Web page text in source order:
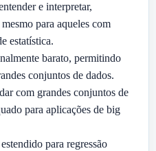
e interpretar,
para aqueles com
estatística.
barato, permitindo
conjuntos de dados.
com grandes conjuntos de
para aplicações de big
para regressão